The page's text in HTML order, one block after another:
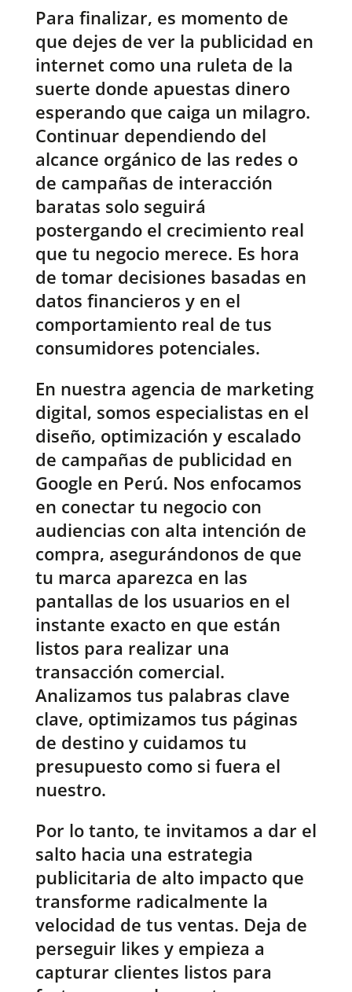
Para finalizar, es momento de
que dejes de ver la publicidad en
internet como una ruleta de la
suerte donde apuestas dinero
esperando que caiga un milagro.
Continuar dependiendo del
alcance orgánico de las redes o
de campañas de interacción
baratas solo seguirá
postergando el crecimiento real
que tu negocio merece. Es hora
de tomar decisiones basadas en
datos financieros y en el
comportamiento real de tus
consumidores potenciales.
En nuestra agencia de marketing
digital, somos especialistas en el
diseño, optimización y escalado
de campañas de publicidad en
Google en Perú. Nos enfocamos
en conectar tu negocio con
audiencias con alta intención de
compra, asegurándonos de que
tu marca aparezca en las
pantallas de los usuarios en el
instante exacto en que están
listos para realizar una
transacción comercial.
Analizamos tus palabras clave
clave, optimizamos tus páginas
de destino y cuidamos tu
presupuesto como si fuera el
nuestro.
Por lo tanto, te invitamos a dar el
salto hacia una estrategia
publicitaria de alto impacto que
transforme radicalmente la
velocidad de tus ventas. Deja de
perseguir likes y empieza a
capturar clientes listos para